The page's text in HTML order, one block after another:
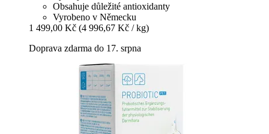
Obsahuje důležité antioxidanty
Vyrobeno v Německu
1 499,00 Kč (4 996,67 Kč / kg)
Doprava zdarma do 17. srpna